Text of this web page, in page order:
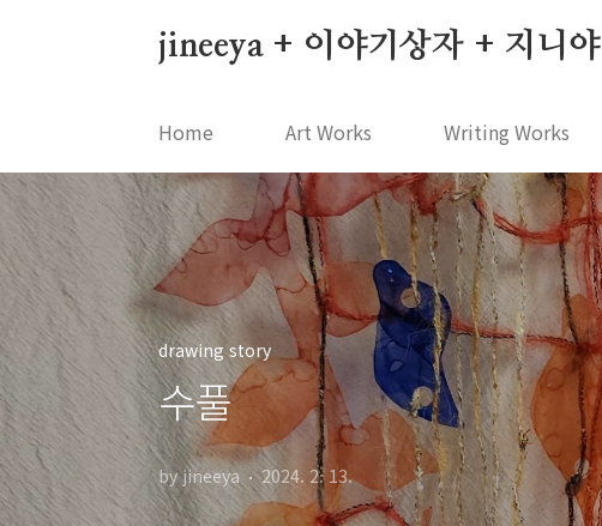
jineeya + 이야기상자 + 지니야
Home Art Works Writing Works
drawing story
수풀
by jineeya 2024. 2. 13.